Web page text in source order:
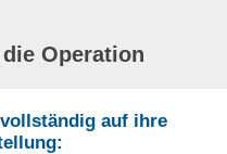
Operation
auf ihre